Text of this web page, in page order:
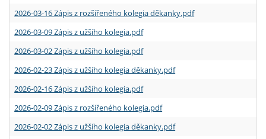
2026-03-16 Zápis z rozšířeného kolegia děkanky.pdf
2026-03-09 Zápis z užšího kolegia.pdf
2026-03-02 Zápis z užšího kolegia.pdf
2026-02-23 Zápis z užšího kolegia děkanky.pdf
2026-02-16 Zápis z užšího kolegia.pdf
2026-02-09 Zápis z rozšířeného kolegia.pdf
2026-02-02 Zápis z užšího kolegia děkanky.pdf